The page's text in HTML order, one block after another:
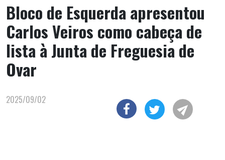
Bloco de Esquerda apresentou
Carlos Veiros como cabeça de
lista à Junta de Freguesia de
Ovar
2025/09/02